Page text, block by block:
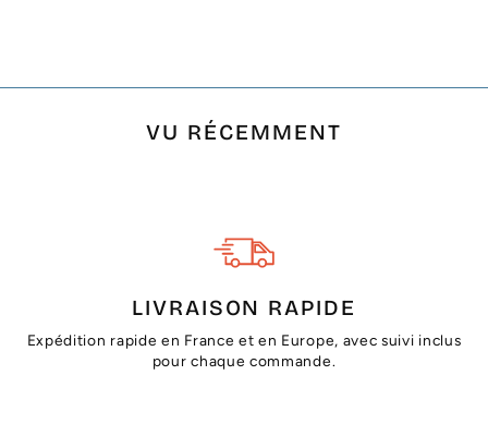
VU RÉCEMMENT
LIVRAISON RAPIDE
Expédition rapide en France et en Europe, avec suivi inclus
pour chaque commande.